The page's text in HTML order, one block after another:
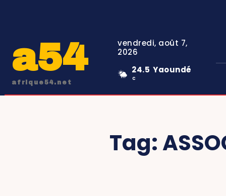
a54
afrique54.net
vendredi, août 7,
2026
24.5
C
Yaoundé
Tag: